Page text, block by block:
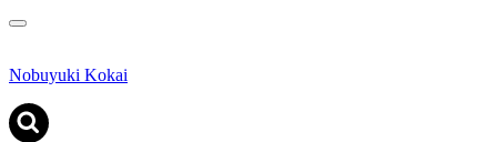
ナ
ゲ
シ
ョ
Nobuyuki Kokai